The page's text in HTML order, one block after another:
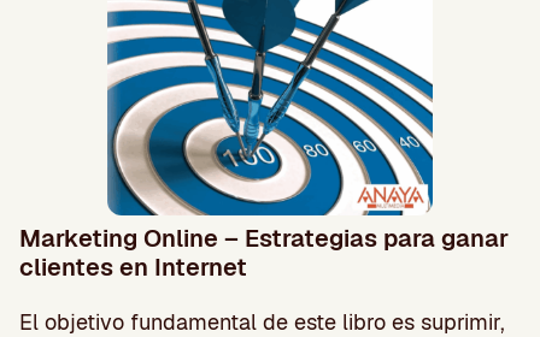
Marketing Online – Estrategias para ganar
clientes en Internet
El objetivo fundamental de este libro es suprimir,